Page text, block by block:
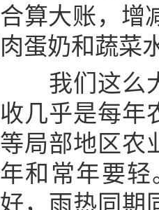
合算大账，增
肉蛋奶和蔬菜
我们这么大
收几乎是每年
等局部地区农
年和常年要
好，雨热同期